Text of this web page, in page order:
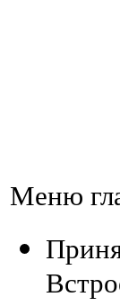
Меню